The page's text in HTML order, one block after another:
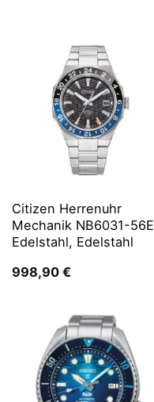
Citizen Herrenuhr
Mechanik NB6031-56E
Edelstahl, Edelstahl
998,90 €